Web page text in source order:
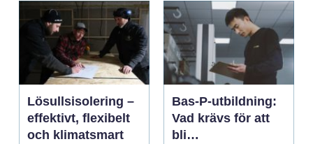
Lösullsisolering –
effektivt, flexibelt
och klimatsmart
Bas-P-utbildning:
Vad krävs för att
bli